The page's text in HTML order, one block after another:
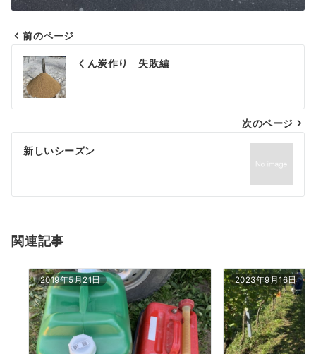
投
稿
ナ
ビ
ゲ
シ
ン
前のページ
くん炭作り 失敗編
次のページ
新しいシーズン
関連記事
2019年5月21日 2023年9月16日